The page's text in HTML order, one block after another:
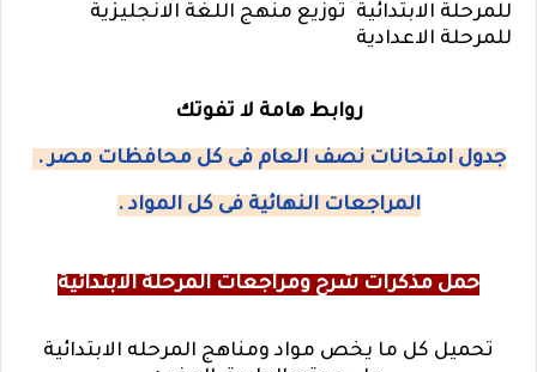
للمرحلة الابتدائية توزيع منهج اللغة الانجليزية
للمرحلة الاعدادية
روابط هامة لا تفوتك
جدول امتحانات نصف العام فى كل محافظات مصر .
المراجعات النهائية فى كل المواد .
حمل مذكرات شرح ومراجعات المرحلة الابتدائية
تحميل كل ما يخص مواد ومناهج المرحله الابتدائية